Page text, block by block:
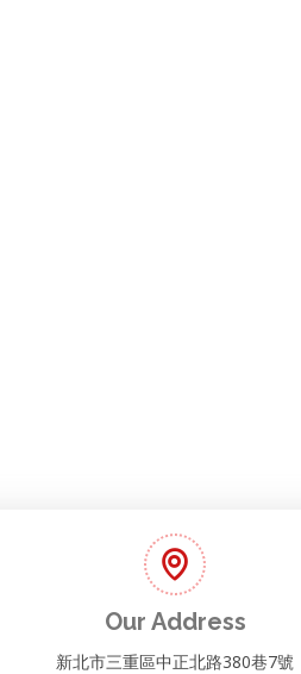
Our Address
新北市三重區中正北路380巷7號